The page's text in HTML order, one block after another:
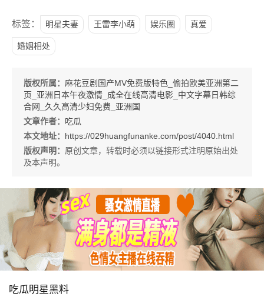
标签： 明星夫妻 王雷李小萌 娱乐圈 真爱
婚姻相处
版权所属： 麻花豆剧国产MV免费版特色_偷拍欧美亚洲第二
页_亚洲日本午夜激情_成全在线高清电影_中文字幕日韩综
合网_久久高清少妇免费_亚洲国
文章作者： 吃瓜
本文地址： https://029huangfunanke.com/post/4040.html
版权声明： 原创文章，转载时必须以链接形式注明原始出处
及本声明。
吃瓜明星黑料